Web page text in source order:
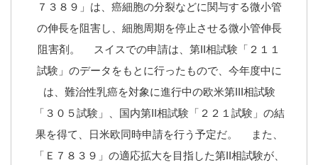
７３８９」は、癌細胞の分裂などに関与する微小管
の伸長を阻害し、細胞周期を停止させる微小管伸長
阻害剤。 スイスでの申請は、第II相試験「２１１
試験」のデータをもとに行ったもので、今年度中に
は、難治性乳癌を対象に進行中の欧米第III相試験
「３０５試験」、国内第II相試験「２２１試験」の結
果を得て、日米欧同時申請を行う予定だ。 また、
「Ｅ７８３９」の適応拡大を目指した第II相試験が、